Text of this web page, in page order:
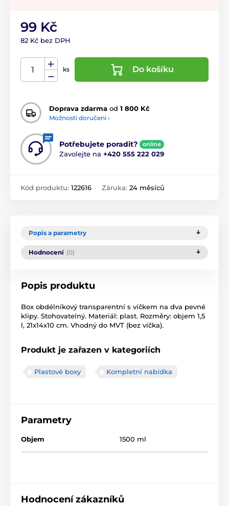
99 Kč
82 Kč bez DPH
ks Do košíku
Doprava zdarma od 1 800 Kč
Možnosti doručení ›
Potřebujete poradit? online
Zavolejte na +420 555 222 029
Kód produktu: 122616 Záruka: 24 měsíců
Popis a parametry
Hodnocení (0)
Popis produktu
Box obdélníkový transparentní s víčkem na dva pevné
klipy. Stohovatelný. Materiál: plast. Rozměry: objem 1,5
l, 21x14x10 cm. Vhodný do MVT (bez víčka).
Produkt je zařazen v kategoriích
Plastové boxy Kompletní nabídka
Parametry
Objem 1500 ml
Hodnocení zákazníků